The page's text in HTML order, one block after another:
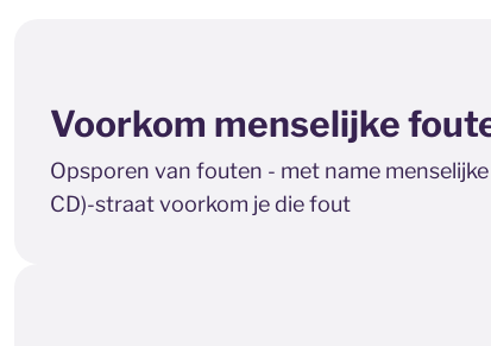
Voorkom menselijke
Opsporen van fouten - met name
CD)-straat voorkom je die fout